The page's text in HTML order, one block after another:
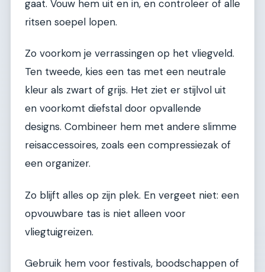
gaat. Vouw hem uit en in, en controleer of alle
ritsen soepel lopen.
Zo voorkom je verrassingen op het vliegveld.
Ten tweede, kies een tas met een neutrale
kleur als zwart of grijs. Het ziet er stijlvol uit
en voorkomt diefstal door opvallende
designs. Combineer hem met andere slimme
reisaccessoires, zoals een compressiezak of
een organizer.
Zo blijft alles op zijn plek. En vergeet niet: een
opvouwbare tas is niet alleen voor
vliegtuigreizen.
Gebruik hem voor festivals, boodschappen of